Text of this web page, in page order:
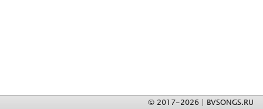
© 2017-2026 | BVSONGS.RU